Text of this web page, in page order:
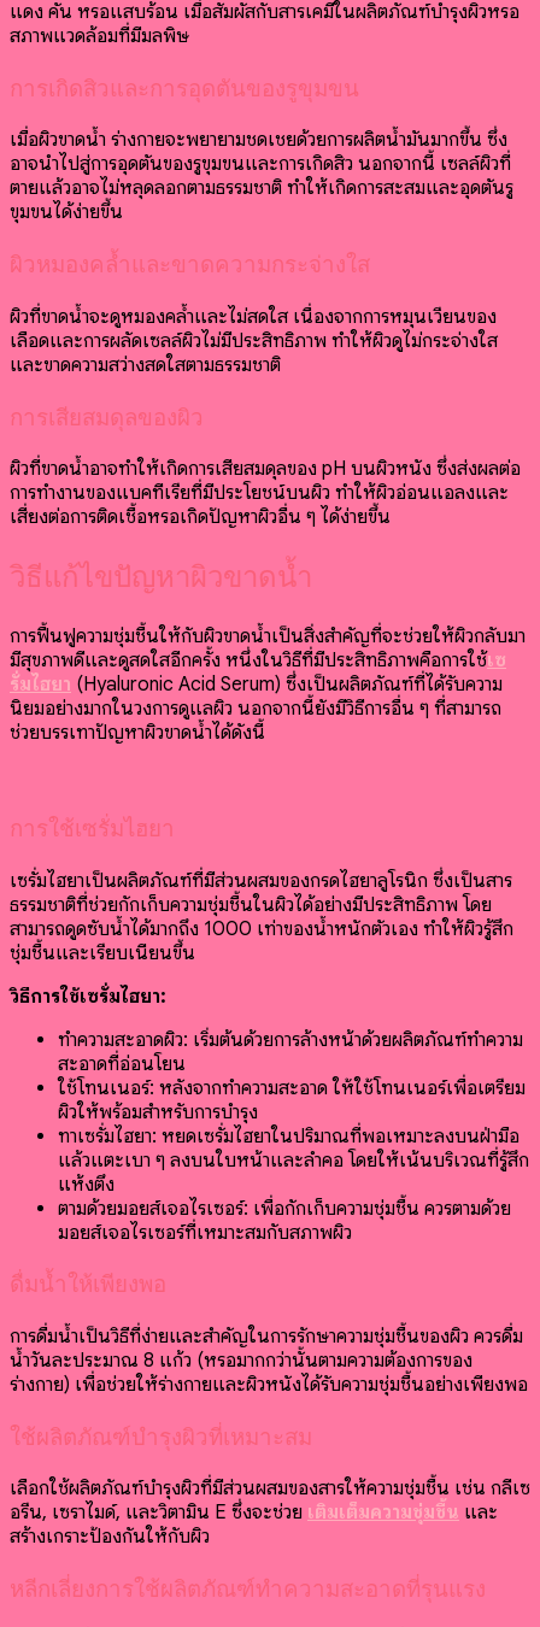
แดง คัน หรือแสบร้อน เมื่อสัมผัสกับสารเคมีในผลิตภัณฑ์บำรุงผิวหรือ
สภาพแวดล้อมที่มีมลพิษ
การเกิดสิวและการอุดตันของรูขุมขน
เมื่อผิวขาดน้ำ ร่างกายจะพยายามชดเชยด้วยการผลิตน้ำมันมากขึ้น ซึ่ง
อาจนำไปสู่การอุดตันของรูขุมขนและการเกิดสิว นอกจากนี้ เซลล์ผิวที่
ตายแล้วอาจไม่หลุดลอกตามธรรมชาติ ทำให้เกิดการสะสมและอุดตันรู
ขุมขนได้ง่ายขึ้น
ผิวหมองคล้ำและขาดความกระจ่างใส
ผิวที่ขาดน้ำจะดูหมองคล้ำและไม่สดใส เนื่องจากการหมุนเวียนของ
เลือดและการผลัดเซลล์ผิวไม่มีประสิทธิภาพ ทำให้ผิวดูไม่กระจ่างใส
และขาดความสว่างสดใสตามธรรมชาติ
การเสียสมดุลของผิว
ผิวที่ขาดน้ำอาจทำให้เกิดการเสียสมดุลของ pH บนผิวหนัง ซึ่งส่งผลต่อ
การทำงานของแบคทีเรียที่มีประโยชน์บนผิว ทำให้ผิวอ่อนแอลงและ
เสี่ยงต่อการติดเชื้อหรือเกิดปัญหาผิวอื่น ๆ ได้ง่ายขึ้น
วิธีแก้ไขปัญหาผิวขาดน้ำ
การฟื้นฟูความชุ่มชื้นให้กับผิวขาดน้ำเป็นสิ่งสำคัญที่จะช่วยให้ผิวกลับมา
มีสุขภาพดีและดูสดใสอีกครั้ง หนึ่งในวิธีที่มีประสิทธิภาพคือการใช้เซ
รั่มไฮยา (Hyaluronic Acid Serum) ซึ่งเป็นผลิตภัณฑ์ที่ได้รับความ
นิยมอย่างมากในวงการดูแลผิว นอกจากนี้ยังมีวิธีการอื่น ๆ ที่สามารถ
ช่วยบรรเทาปัญหาผิวขาดน้ำได้ดังนี้
การใช้เซรั่มไฮยา
เซรั่มไฮยาเป็นผลิตภัณฑ์ที่มีส่วนผสมของกรดไฮยาลูโรนิก ซึ่งเป็นสาร
ธรรมชาติที่ช่วยกักเก็บความชุ่มชื้นในผิวได้อย่างมีประสิทธิภาพ โดย
สามารถดูดซับน้ำได้มากถึง 1000 เท่าของน้ำหนักตัวเอง ทำให้ผิวรู้สึก
ชุ่มชื้นและเรียบเนียนขึ้น
วิธีการใช้เซรั่มไฮยา:
ทำความสะอาดผิว: เริ่มต้นด้วยการล้างหน้าด้วยผลิตภัณฑ์ทำความ
สะอาดที่อ่อนโยน
ใช้โทนเนอร์: หลังจากทำความสะอาด ให้ใช้โทนเนอร์เพื่อเตรียม
ผิวให้พร้อมสำหรับการบำรุง
ทาเซรั่มไฮยา: หยดเซรั่มไฮยาในปริมาณที่พอเหมาะลงบนฝ่ามือ
แล้วแตะเบา ๆ ลงบนใบหน้าและลำคอ โดยให้เน้นบริเวณที่รู้สึก
แห้งตึง
ตามด้วยมอยส์เจอไรเซอร์: เพื่อกักเก็บความชุ่มชื้น ควรตามด้วย
มอยส์เจอไรเซอร์ที่เหมาะสมกับสภาพผิว
ดื่มน้ำให้เพียงพอ
การดื่มน้ำเป็นวิธีที่ง่ายและสำคัญในการรักษาความชุ่มชื้นของผิว ควรดื่ม
น้ำวันละประมาณ 8 แก้ว (หรือมากกว่านั้นตามความต้องการของ
ร่างกาย) เพื่อช่วยให้ร่างกายและผิวหนังได้รับความชุ่มชื้นอย่างเพียงพอ
ใช้ผลิตภัณฑ์บำรุงผิวที่เหมาะสม
เลือกใช้ผลิตภัณฑ์บำรุงผิวที่มีส่วนผสมของสารให้ความชุ่มชื้น เช่น กลีเซ
อรีน, เซราไมด์, และวิตามิน E ซึ่งจะช่วย เติมเต็มความชุ่มชื้น และ
สร้างเกราะป้องกันให้กับผิว
หลีกเลี่ยงการใช้ผลิตภัณฑ์ทำความสะอาดที่รุนแรง